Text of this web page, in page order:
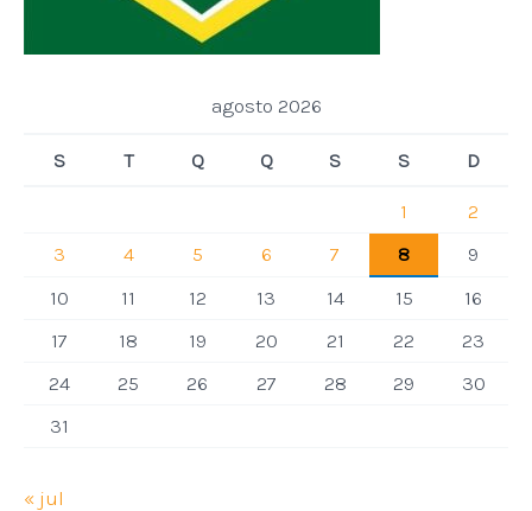
agosto 2026
S T Q Q S S D
1
2
3
4 5 6 7 8
9
10
11 12 13 14 15
16
17
18 19 20 21 22
23
24
25 26 27 28 29
30
31
« jul